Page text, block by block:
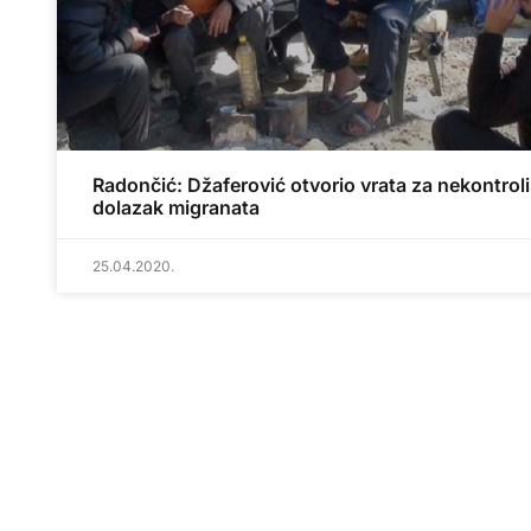
Radončić: Džaferović otvorio vrata za
dolazak migranata
25.04.2020.